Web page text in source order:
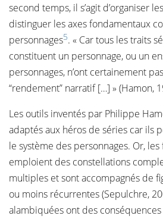
second temps, il s’agit d’organiser
distinguer les axes fondamentaux
personnages5. « Car tous les traits
constituent un personnage, ou un
personnages, n’ont certainement
“rendement” narratif […] » (Hamon,
Les outils inventés par Philippe
adaptés aux héros de séries car ils
le système des personnages. Or,
emploient des constellations
multiples et sont accompagnés de
ou moins récurrentes (Sepulchre,
alambiquées ont des